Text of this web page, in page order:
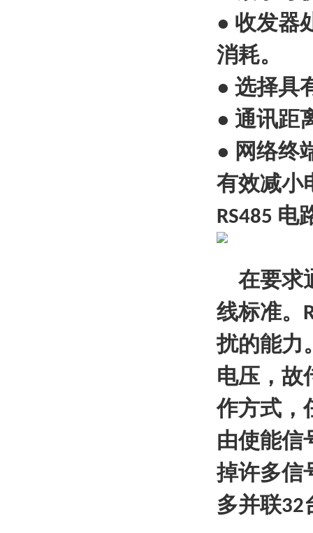
● 收发器
消耗。
● 选择具
● 通讯距
● 网络终
有效减小
RS485 电
在要求
线标准。
扰的能力
电压，故
作方式，
由使能信
掉许多信
多并联32